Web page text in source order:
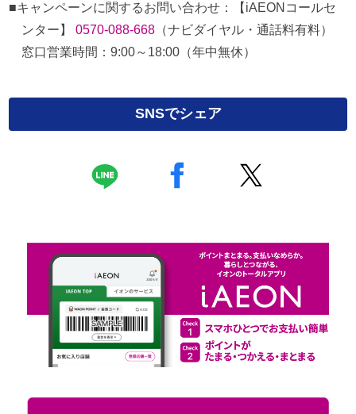
■キャンペーンに関するお問い合わせ：【iAEONコールセ
ンター】0570-088-668 （ナビダイヤル・通話料有料）
窓口営業時間：9:00～18:00（年中無休）
SNSでシェア